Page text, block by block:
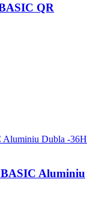
QR
BASIC Aluminiu